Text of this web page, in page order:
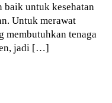
baik untuk kesehatan
Untuk merawat
membutuhkan tenaga
jadi […]